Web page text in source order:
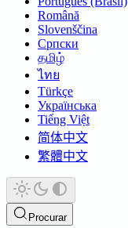
Română
Slovenščina
Српски
தமிழ்
ไทย
Türkçe
Українська
Tiếng Việt
简体中文
繁體中文
Procurar